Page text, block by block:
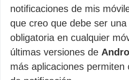
notificaciones de mis
que creo que debe ser una
obligatoria en cualquier
últimas versiones de
más aplicaciones permiten